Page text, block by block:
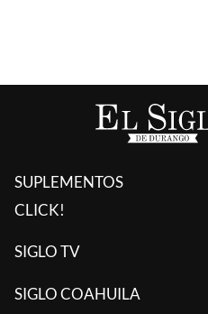
SUPLEMENTOS
CLICK!
SIGLO TV
SIGLO COAHUILA